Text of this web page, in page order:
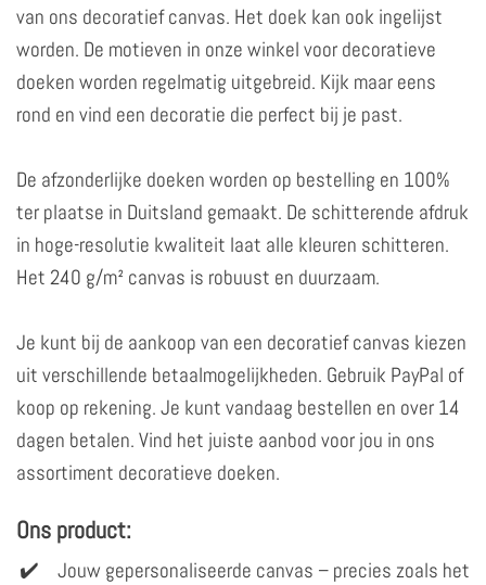
van ons decoratief canvas. Het doek kan ook ingelijst
worden. De motieven in onze winkel voor decoratieve
doeken worden regelmatig uitgebreid. Kijk maar eens
rond en vind een decoratie die perfect bij je past.
De afzonderlijke doeken worden op bestelling en 100%
ter plaatse in Duitsland gemaakt. De schitterende afdruk
in hoge-resolutie kwaliteit laat alle kleuren schitteren.
Het 240 g/m² canvas is robuust en duurzaam.
Je kunt bij de aankoop van een decoratief canvas kiezen
uit verschillende betaalmogelijkheden. Gebruik PayPal of
koop op rekening. Je kunt vandaag bestellen en over 14
dagen betalen. Vind het juiste aanbod voor jou in ons
assortiment decoratieve doeken.
Ons product:
Jouw gepersonaliseerde canvas – precies zoals het